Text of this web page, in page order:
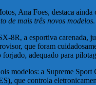
Ana Foes, destaca
de mais três novos
8R, a esportiva carenada,
que foram
adequado para
modelos: a Supreme
que controla